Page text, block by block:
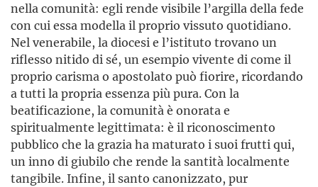
nella comunità: egli rende visibile l’argilla della fede
con cui essa modella il proprio vissuto quotidiano.
Nel venerabile, la diocesi e l’istituto trovano un
riflesso nitido di sé, un esempio vivente di come il
proprio carisma o apostolato può fiorire, ricordando
a tutti la propria essenza più pura. Con la
beatificazione, la comunità è onorata e
spiritualmente legittimata: è il riconoscimento
pubblico che la grazia ha maturato i suoi frutti qui,
un inno di giubilo che rende la santità localmente
tangibile. Infine, il santo canonizzato, pur